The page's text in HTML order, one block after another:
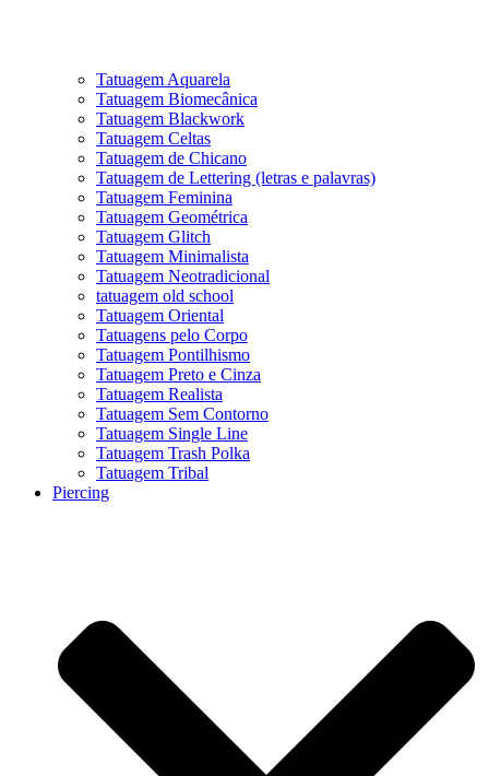
Tatuagem Aquarela
Tatuagem Biomecânica
Tatuagem Blackwork
Tatuagem Celtas
Tatuagem de Chicano
Tatuagem de Lettering (letras e palavras)
Tatuagem Feminina
Tatuagem Geométrica
Tatuagem Glitch
Tatuagem Minimalista
Tatuagem Neotradicional
tatuagem old school
Tatuagem Oriental
Tatuagens pelo Corpo
Tatuagem Pontilhismo
Tatuagem Preto e Cinza
Tatuagem Realista
Tatuagem Sem Contorno
Tatuagem Single Line
Tatuagem Trash Polka
Tatuagem Tribal
Piercing